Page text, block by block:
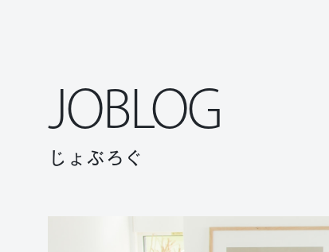
JOBLOG
じょぶろぐ